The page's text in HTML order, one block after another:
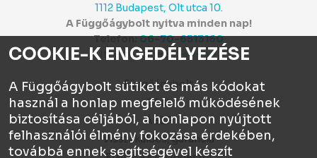
1112 Budapest, Olt utca 10.
A Függőágybolt nyitva minden nap!
Telefon:06-70-6513160
Itt értékelhetsz:⭐⭐⭐⭐⭐
Függőágybolt
Chat
ÁSZF
Visszaküldés, garancia
COOKIE-K ENGEDÉLYEZÉSE
A Függőágybolt sütiket és más kódokat
használ a honlap megfelelő működésének
biztosítása céljából, a honlapon nyújtott
felhasználói élmény fokozása érdekében,
továbbá ennek segítségével készít